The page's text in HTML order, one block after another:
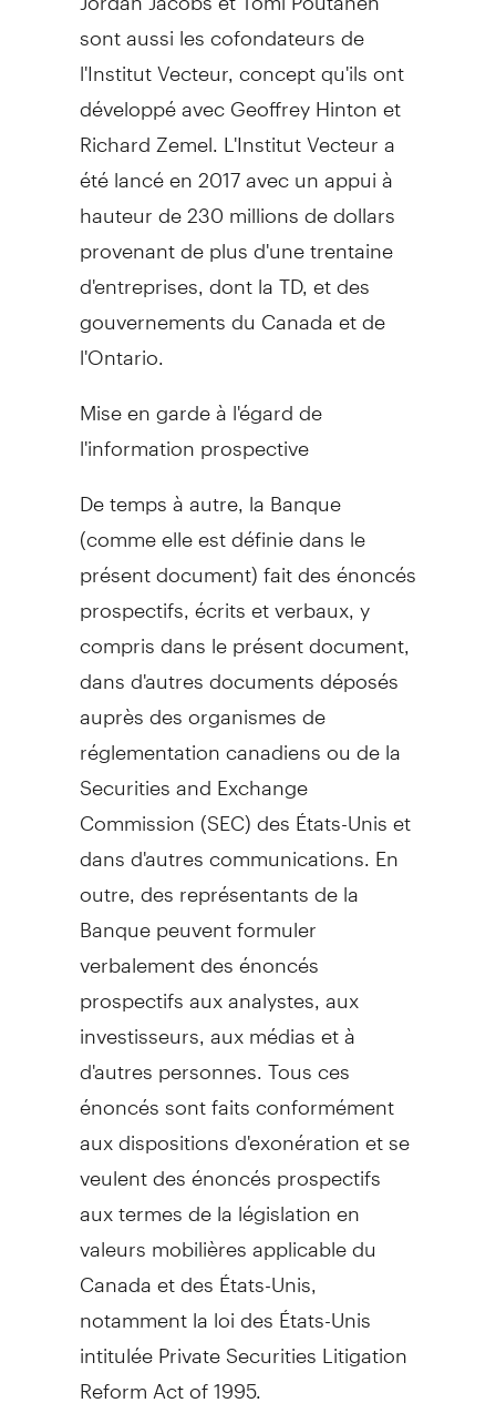
sont aussi les cofondateurs de
l'Institut Vecteur, concept qu'ils ont
développé avecGeoffrey Hintonet
Richard Zemel . L'Institut Vecteur a
été lancé en 2017 avec un appui à
hauteur de 230 millions de dollars
provenant de plus d'une trentaine
d'entreprises, dont la TD, et des
gouvernements du Canadaet de
l'Ontario
Mise en garde à l'égard de
l'information prospective
De temps à autre, la Banque
(comme elle est définie dans le
présent document) fait des énoncés
prospectifs, écrits et verbaux, y
compris dans le présent document,
dans d'autres documents déposés
auprès des organismes de
réglementation canadiens ou de la
Securities and Exchange
Commission (SEC) des États-Unis et
dans d'autres communications. En
outre, des représentants de la
Banque peuvent formuler
verbalement des énoncés
prospectifs aux analystes, aux
investisseurs, aux médias et à
d'autres personnes. Tous ces
énoncés sont faits conformément
aux dispositions d'exonération et se
veulent des énoncés prospectifs
aux termes de la législation en
valeurs mobilières applicable du
Canada et des États-Unis,
notamment la loi des États-Unis
intitulée Private Securities Litigation
Reform Act of 1995.